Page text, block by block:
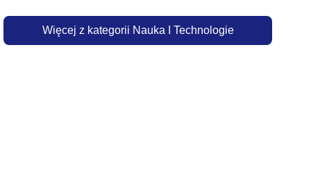
Więcej z kategorii Nauka I Technologie